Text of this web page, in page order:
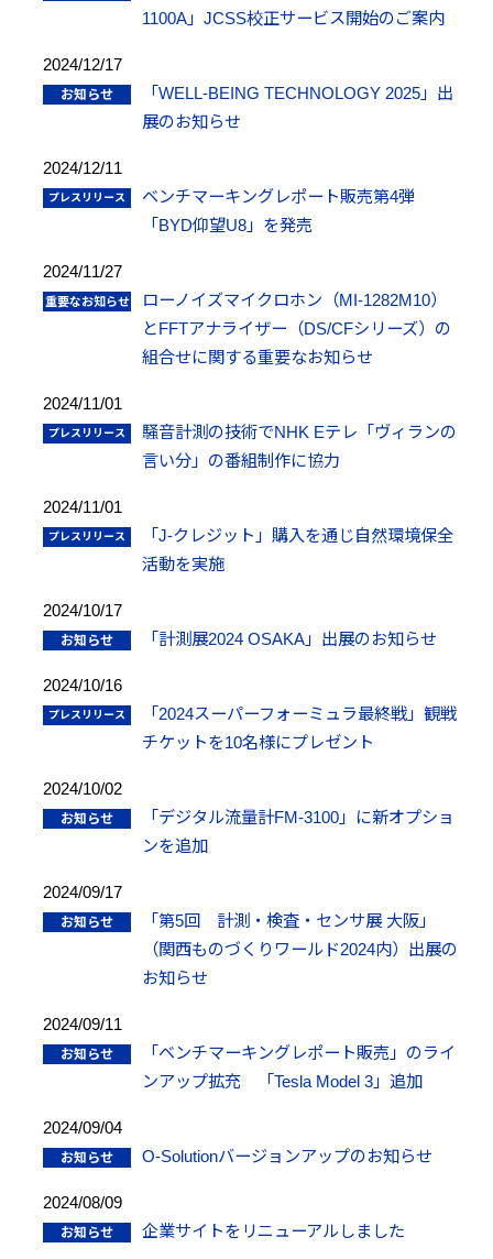
1100A」JCSS校正サービス開始のご案内
2024/12/17
「WELL-BEING TECHNOLOGY 2025」出
展のお知らせ
2024/12/11
ベンチマーキングレポート販売第4弾
「BYD仰望U8」を発売
2024/11/27
ローノイズマイクロホン（MI-1282M10）
とFFTアナライザー（DS/CFシリーズ）の
組合せに関する重要なお知らせ
2024/11/01
騒音計測の技術でNHK Eテレ「ヴィランの
言い分」の番組制作に協力
2024/11/01
「J-クレジット」購入を通じ自然環境保全
活動を実施
2024/10/17
「計測展2024 OSAKA」出展のお知らせ
2024/10/16
「2024スーパーフォーミュラ最終戦」観戦
チケットを10名様にプレゼント
2024/10/02
「デジタル流量計FM-3100」に新オプショ
ンを追加
2024/09/17
「第5回 計測・検査・センサ展 大阪」
（関西ものづくりワールド2024内）出展の
お知らせ
2024/09/11
「ベンチマーキングレポート販売」のライ
ンアップ拡充 「Tesla Model 3」追加
2024/09/04
O-Solutionバージョンアップのお知らせ
2024/08/09
企業サイトをリニューアルしました